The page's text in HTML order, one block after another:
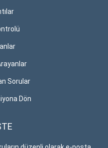
Sorular
Dön